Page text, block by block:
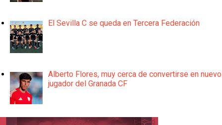
El Sevilla C se queda en Tercera Federación
Alberto Flores, muy cerca de convertirse en nuevo
jugador del Granada CF